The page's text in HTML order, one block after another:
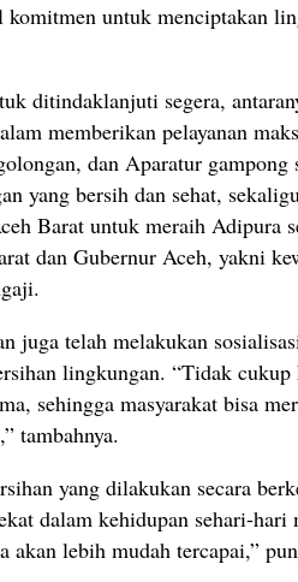
untuk menciptakan
ditindaklanjuti segera,
memberikan pelayanan
dan Aparatur gampong
yang bersih dan sehat,
Barat untuk meraih Adipura
dan Gubernur Aceh, yakni
juga telah melakukan
lingkungan. “Tidak cukup
sehingga masyarakat bisa
tambahnya.
yang dilakukan secara
dalam kehidupan sehari-hari
lebih mudah tercapai,”